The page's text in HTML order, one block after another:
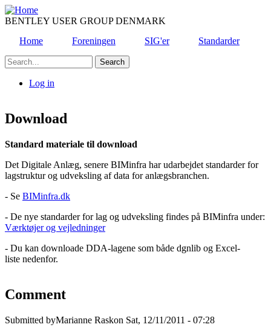
Skip
to
content
BENTLEY USER GROUP DENMARK
Home
Foreningen SIG'er
Standarder
Search
account
Log in
Download
Standard materiale til download
Det Digitale Anlæg, senere BIMinfra har udarbejdet standarder for
lagstruktur og udveksling af data for anlægsbranchen.
- Se BIMinfra.dk
- De nye standarder for lag og udveksling findes på BIMinfra under:
Værktøjer og vejledninger
- Du kan downloade DDA-lagene som både dgnlib og Excel-
liste nedenfor.
Comment
Submitted byMarianne Raskon Sat, 12/11/2011 - 07:28